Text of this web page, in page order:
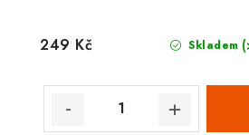
Skladem
249 Kč